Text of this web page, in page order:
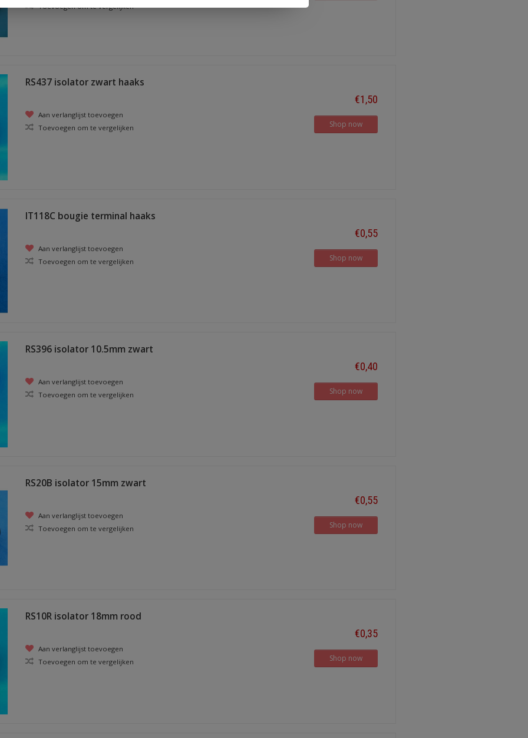
Toevoegen om te vergelijken
RS437 isolator zwart haaks
Aan verlanglijst toevoegen
Toevoegen om te vergelijken
€1,50
Shop now
IT118C bougie terminal haaks
Aan verlanglijst toevoegen
Toevoegen om te vergelijken
€0,55
Shop now
RS396 isolator 10.5mm zwart
Aan verlanglijst toevoegen
Toevoegen om te vergelijken
€0,40
Shop now
RS20B isolator 15mm zwart
Aan verlanglijst toevoegen
Toevoegen om te vergelijken
€0,55
Shop now
RS10R isolator 18mm rood
Aan verlanglijst toevoegen
Toevoegen om te vergelijken
€0,35
Shop now